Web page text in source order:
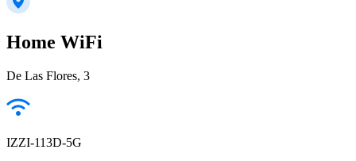
Home WiFi
De Las Flores, 3
IZZI-113D-5G